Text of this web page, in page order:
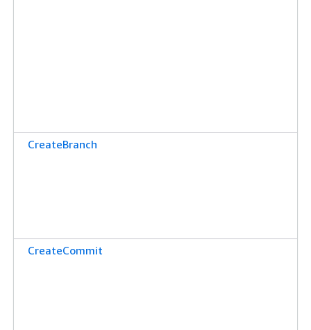
CreateBranch
CreateCommit